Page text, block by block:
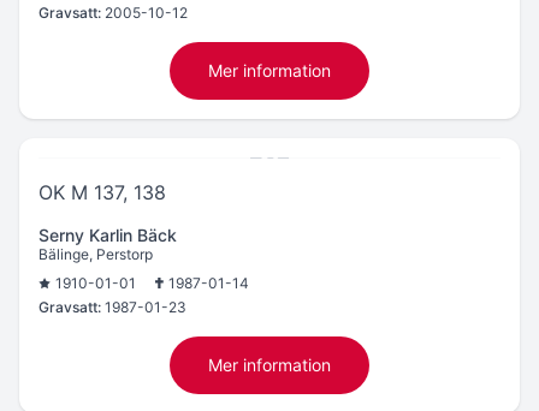
Gravsatt: 2005-10-12
Mer information
OK M 137, 138
Serny Karlin Bäck
Bälinge, Perstorp
1910-01-01
1987-01-14
Gravsatt: 1987-01-23
Mer information